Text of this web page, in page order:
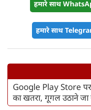
हमारे साथ
हमारे साथ
Google Play Store पर
का खतरा, गूगल उठाने जा